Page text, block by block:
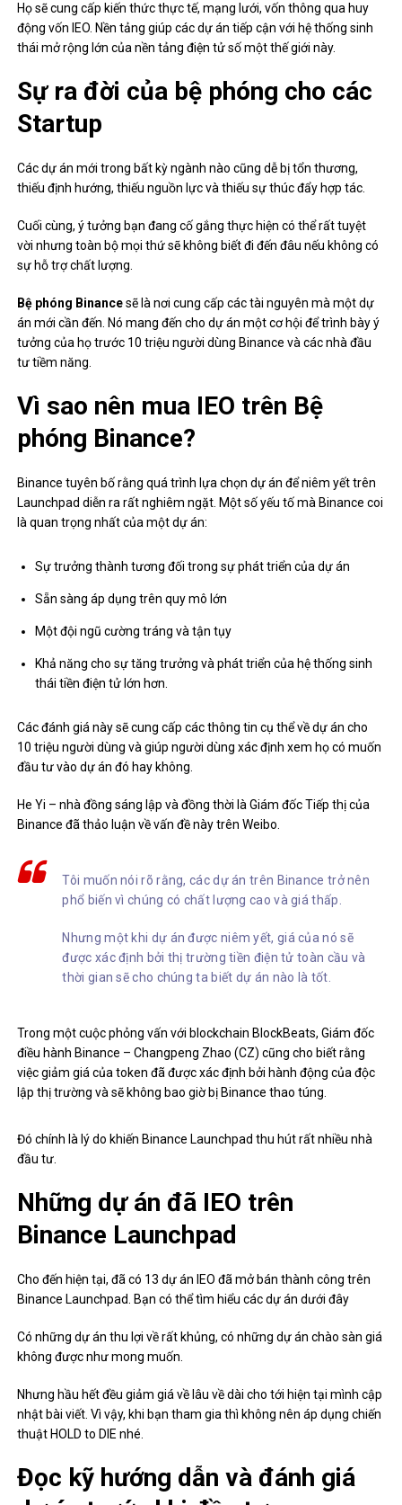
Họ sẽ cung cấp kiến ​​thức thực tế, mạng lưới, vốn thông qua huy
động vốn IEO. Nền tảng giúp các dự án tiếp cận với hệ thống sinh
thái mở rộng lớn của nền tảng điện tử số một thế giới này.
Sự ra đời của bệ phóng cho các
Startup
Các dự án mới trong bất kỳ ngành nào cũng dễ bị tổn thương,
thiếu định hướng, thiếu nguồn lực và thiếu sự thúc đẩy hợp tác.
Cuối cùng, ý tưởng bạn đang cố gắng thực hiện có thể rất tuyệt
vời nhưng toàn bộ mọi thứ sẽ không biết đi đến đâu nếu không có
sự hỗ trợ chất lượng.
Bệ phóng Binancesẽ là nơi cung cấp các tài nguyên mà một dự
án mới cần đến. Nó mang đến cho dự án một cơ hội để trình bày ý
tưởng của họ trước 10 triệu người dùng Binance và các nhà đầu
tư tiềm năng.
Vì sao nên mua IEO trên Bệ
phóng Binance?
Binance tuyên bố rằng quá trình lựa chọn dự án để niêm yết trên
Launchpad diễn ra rất nghiêm ngặt. Một số yếu tố mà Binance coi
là quan trọng nhất của một dự án:
Sự trưởng thành tương đối trong sự phát triển của dự án
Sẵn sàng áp dụng trên quy mô lớn
Một đội ngũ cường tráng và tận tụy
Khả năng cho sự tăng trưởng và phát triển của hệ thống sinh
thái tiền điện tử lớn hơn.
Các đánh giá này sẽ cung cấp các thông tin cụ thể về dự án cho
10 triệu người dùng và giúp người dùng xác định xem họ có muốn
đầu tư vào dự án đó hay không.
He Yi – nhà đồng sáng lập và đồng thời là Giám đốc Tiếp thị của
Binance đã thảo luận về vấn đề này trên Weibo.
Tôi muốn nói rõ rằng, các dự án trên Binance trở nên
phổ biến vì chúng có chất lượng cao và giá thấp.
Nhưng một khi dự án được niêm yết, giá của nó sẽ
được xác định bởi thị trường tiền điện tử toàn cầu và
thời gian sẽ cho chúng ta biết dự án nào là tốt.
Trong một cuộc phỏng vấn với blockchain BlockBeats, Giám đốc
điều hành Binance – Changpeng Zhao (CZ) cũng cho biết rằng
việc giảm giá của token đã được xác định bởi hành động của độc
lập thị trường và sẽ không bao giờ bị Binance thao túng.
Đó chính là lý do khiến Binance Launchpad thu hút rất nhiều nhà
đầu tư.
Những dự án đã IEO trên
Binance Launchpad
Cho đến hiện tại, đã có 13 dự án IEO đã mở bán thành công trên
Binance Launchpad. Bạn có thể tìm hiểu các dự án dưới đây
Có những dự án thu lợi về rất khủng, có những dự án chào sàn giá
không được như mong muốn.
Nhưng hầu hết đều giảm giá về lâu về dài cho tới hiện tại mình cập
nhật bài viết. Vì vậy, khi bạn tham gia thì không nên áp dụng chiến
thuật HOLD to DIE nhé.
Đọc kỹ hướng dẫn và đánh giá